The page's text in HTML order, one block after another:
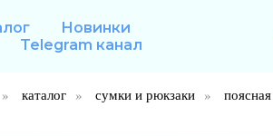
Новинки
Telegram канал
» каталог » сумки и рюкзаки »